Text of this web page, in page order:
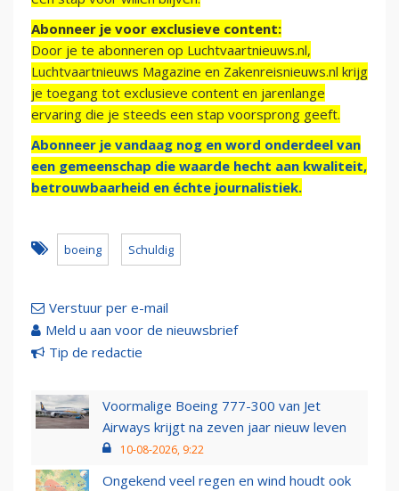
Abonneer je voor exclusieve content:
Door je te abonneren op Luchtvaartnieuws.nl,
Luchtvaartnieuws Magazine en Zakenreisnieuws.nl krijg
je toegang tot exclusieve content en jarenlange
ervaring die je steeds een stap voorsprong geeft.
Abonneer je vandaag nog en word onderdeel van
een gemeenschap die waarde hecht aan kwaliteit,
betrouwbaarheid en échte journalistiek.
boeing Schuldig
Verstuur per e-mail
Meld u aan voor de nieuwsbrief
Tip de redactie
Voormalige Boeing 777-300 van Jet
Airways krijgt na zeven jaar nieuw leven
10-08-2026, 9:22
Ongekend veel regen en wind houdt ook